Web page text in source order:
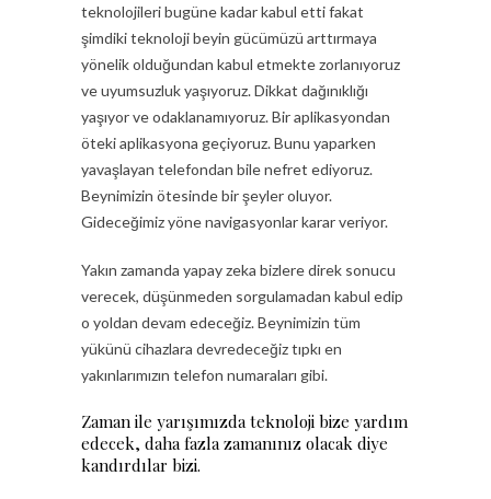
teknolojileri bugüne kadar kabul etti fakat
şimdiki teknoloji beyin gücümüzü arttırmaya
yönelik olduğundan kabul etmekte zorlanıyoruz
ve uyumsuzluk yaşıyoruz. Dikkat dağınıklığı
yaşıyor ve odaklanamıyoruz. Bir aplikasyondan
öteki aplikasyona geçiyoruz. Bunu yaparken
yavaşlayan telefondan bile nefret ediyoruz.
Beynimizin ötesinde bir şeyler oluyor.
Gideceğimiz yöne navigasyonlar karar veriyor.
Yakın zamanda yapay zeka bizlere direk sonucu
verecek, düşünmeden sorgulamadan kabul edip
o yoldan devam edeceğiz. Beynimizin tüm
yükünü cihazlara devredeceğiz tıpkı en
yakınlarımızın telefon numaraları gibi.
Zaman ile yarışımızda teknoloji bize yardım
edecek, daha fazla zamanınız olacak diye
kandırdılar bizi.